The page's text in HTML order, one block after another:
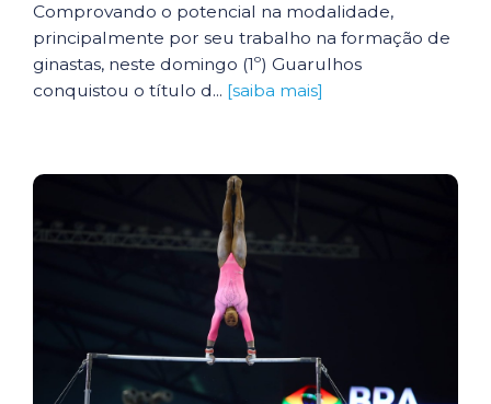
Comprovando o potencial na modalidade,
principalmente por seu trabalho na formação de
ginastas, neste domingo (1º) Guarulhos
conquistou o título d... [saiba mais]